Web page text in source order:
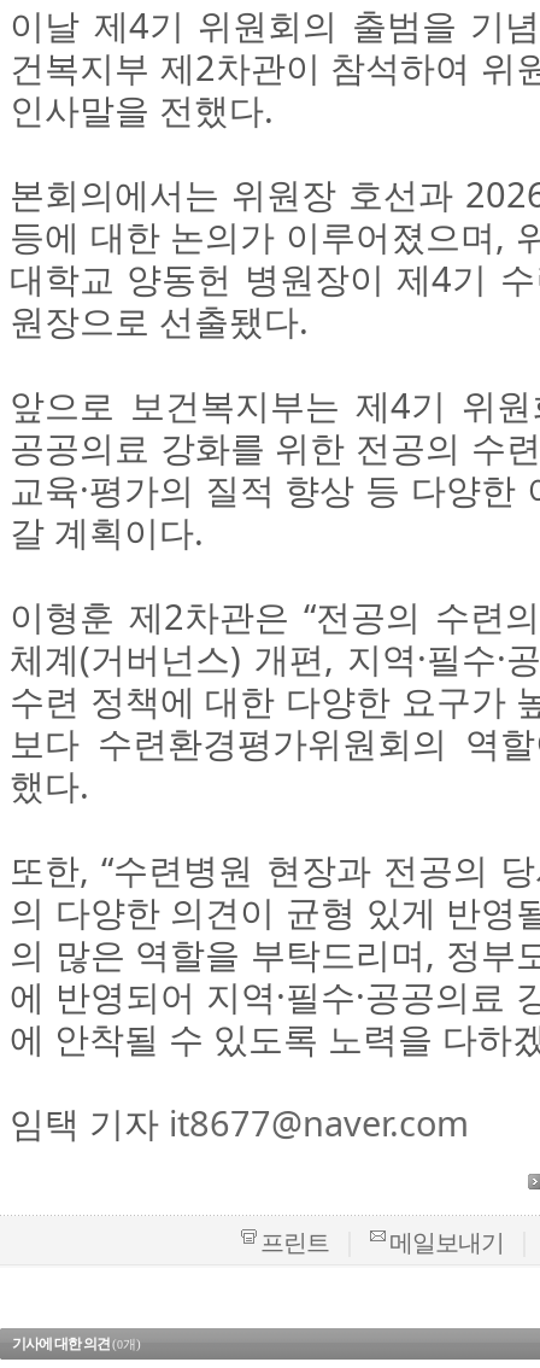
이날 제4기 위원회의 출범을 기
건복지부 제2차관이 참석하여 위
인사말을 전했다.
본회의에서는 위원장 호선과
등에 대한 논의가 이루어졌으며,
대학교 양동헌 병원장이 제4기
원장으로 선출됐다.
앞으로 보건복지부는 제4기 위원
공공의료 강화를 위한 전공의 수
교육·평가의 질적 향상 등 다양한
갈 계획이다.
이형훈 제2차관은 “전공의 수련
체계(거버넌스) 개편, 지역·필수·
수련 정책에 대한 다양한 요구가
보다 수련환경평가위원회의 역
했다.
또한, “수련병원 현장과 전공의
의 다양한 의견이 균형 있게 반영
의 많은 역할을 부탁드리며, 정부
에 반영되어 지역·필수·공공의료
에 안착될 수 있도록 노력을 다하
임택 기자 it8677@naver.com
프린트 메일보내기
기사에 대한 의견(0개)